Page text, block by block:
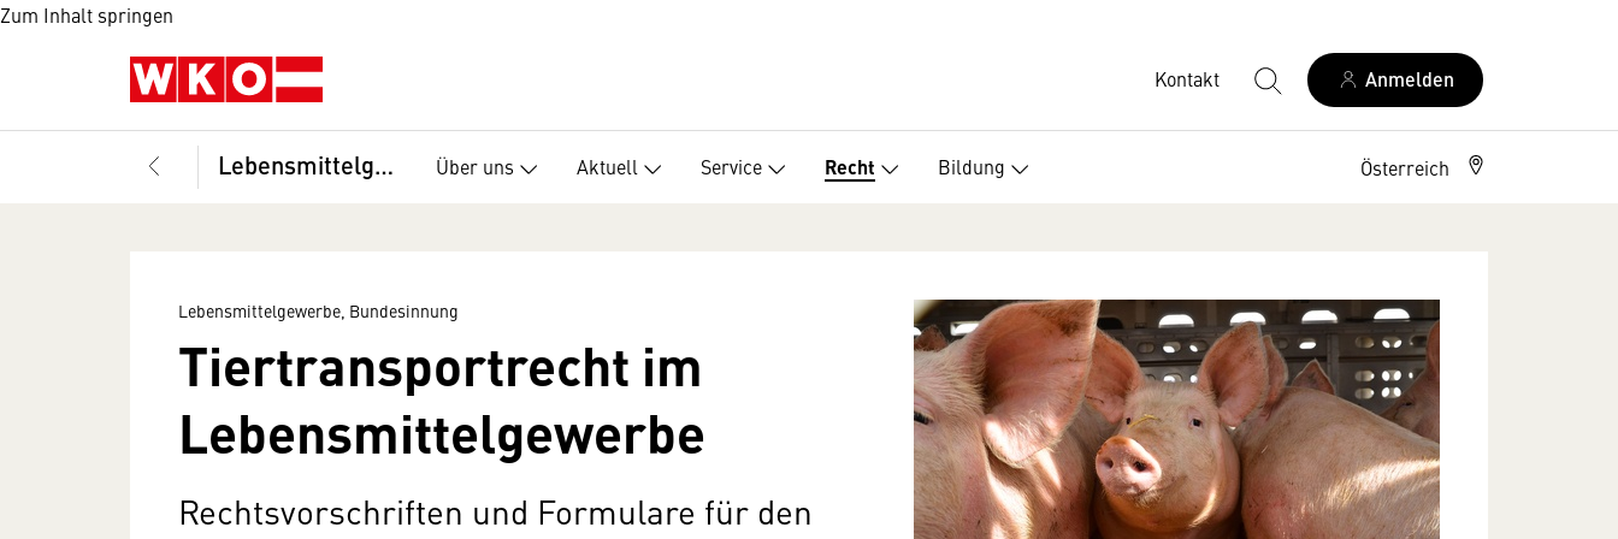
Zum Inhalt springen
Kontakt Anmelden
Lebensmittelgewerbe, Bundesinnung Über uns Aktuell Service Recht Bildung Österreich
Lebensmittelgewerbe, Bundesinnung
Tiertransportrecht im
Lebensmittelgewerbe
Rechtsvorschriften und Formulare für den